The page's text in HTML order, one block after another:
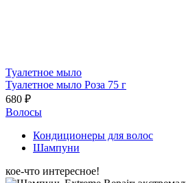
Туалетное мыло
Туалетное мыло Роза 75 г
680 ₽
Волосы
Кондиционеры для волос
Шампуни
кое-что интересное!